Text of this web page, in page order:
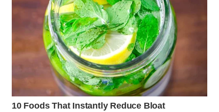
GORONTALO
WN
MALUKU